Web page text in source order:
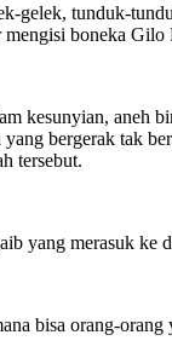
gelek, tunduk-
mengisi boneka Gilo
kesunyian, aneh
bergerak tak
tersebut.
yang merasuk
bisa orang-